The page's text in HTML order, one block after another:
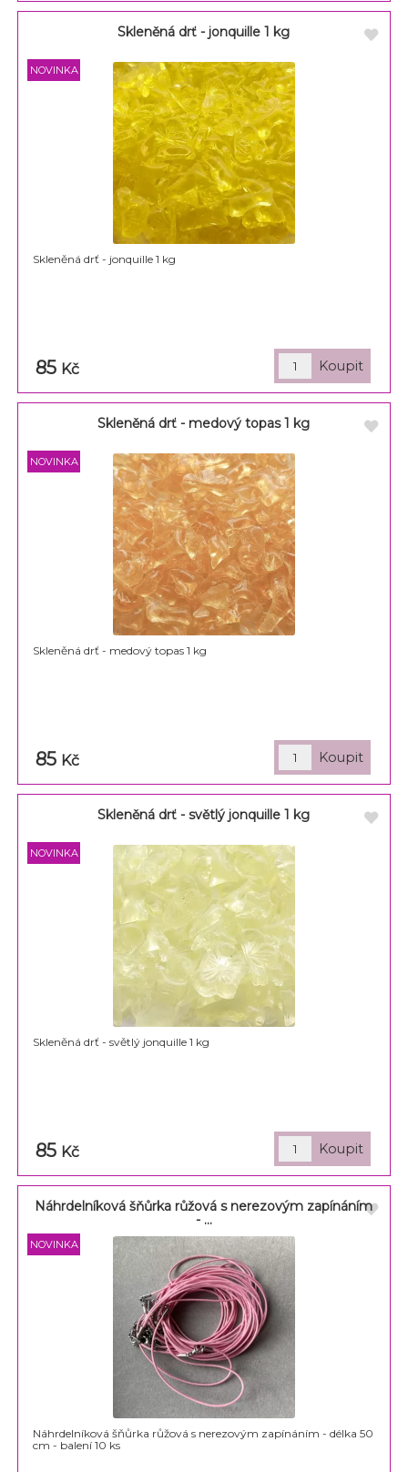
Skleněná drť - jonquille 1 kg
Skleněná drť - jonquille 1 kg
85 Kč
Skleněná drť - medový topas 1 kg
Skleněná drť - medový topas 1 kg
85 Kč
Skleněná drť - světlý jonquille 1 kg
Skleněná drť - světlý jonquille 1 kg
85 Kč
Náhrdelníková šňůrka růžová s nerezovým zapínáním
- ...
Náhrdelníková šňůrka růžová s nerezovým zapínáním - délka 50
cm - balení 10 ks